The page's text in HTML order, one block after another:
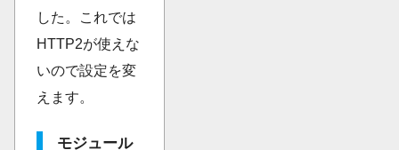
した。これでは
HTTP2が使えな
いので設定を変
えます。
モジュール